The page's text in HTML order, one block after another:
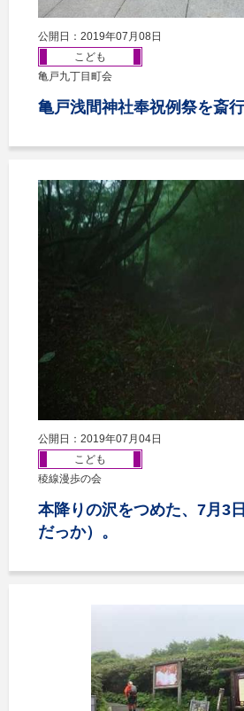
公開日：2019年07月08日
こども
亀戸九丁目町会
亀戸浅間神社奉祝例祭を斎行
公開日：2019年07月04日
こども
稜線漫歩の会
本降りの沢をつめた、7月3
だっか）。